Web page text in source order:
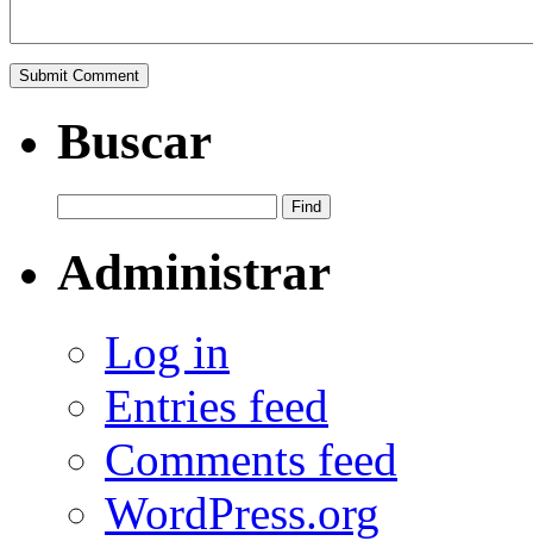
Buscar
Administrar
Log in
Entries feed
Comments feed
WordPress.org